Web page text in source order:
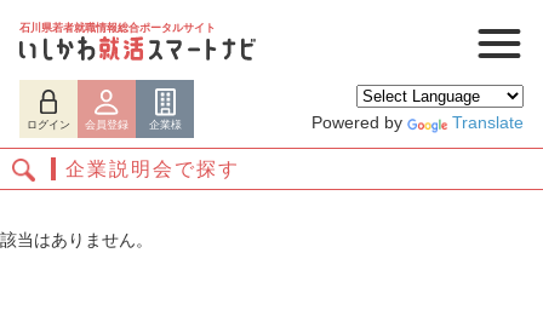
石川県若者就職情報総合ポータルサイト
ログイン 会員登録 企業様 Powered by Translate
企業説明会で探す
該当はありません。